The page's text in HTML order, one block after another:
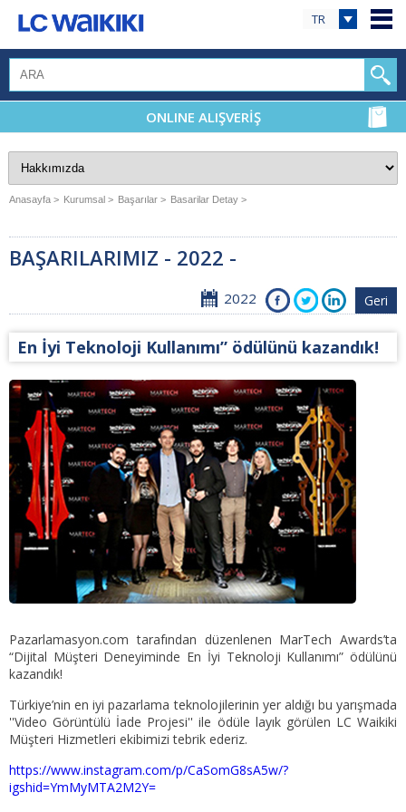
TR
ONLINE ALIŞVERİŞ
Anasayfa > Kurumsal > Başarılar > Basarilar Detay >
BAŞARILARIMIZ - 2022 -
2022 Geri
En İyi Teknoloji Kullanımı” ödülünü kazandık!
Pazarlamasyon.com tarafından düzenlenen MarTech Awards’ta
“Dijital Müşteri Deneyiminde En İyi Teknoloji Kullanımı” ödülünü
kazandık!
Türkiye’nin en iyi pazarlama teknolojilerinin yer aldığı bu yarışmada
''Video Görüntülü İade Projesi'' ile ödüle layık görülen LC Waikiki
Müşteri Hizmetleri ekibimizi tebrik ederiz.
https://www.instagram.com/p/CaSomG8sA5w/?
igshid=YmMyMTA2M2Y=